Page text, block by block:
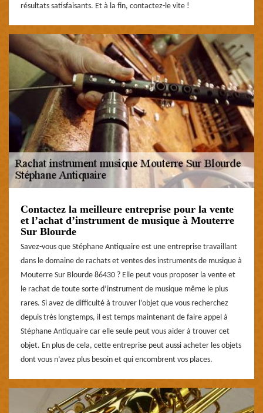
résultats satisfaisants. Et à la fin, contactez-le vite !
Contactez la meilleure entreprise pour la vente
et l’achat d’instrument de musique à Mouterre
Sur Blourde
Savez-vous que Stéphane Antiquaire est une entreprise travaillant
dans le domaine de rachats et ventes des instruments de musique à
Mouterre Sur Blourde 86430 ? Elle peut vous proposer la vente et
le rachat de toute sorte d’instrument de musique même le plus
rares. Si avez de difficulté à trouver l’objet que vous recherchez
depuis très longtemps, il est temps maintenant de faire appel à
Stéphane Antiquaire car elle seule peut vous aider à trouver cet
objet. En plus de cela, cette entreprise peut aussi acheter les objets
dont vous n’avez plus besoin et qui encombrent vos places.